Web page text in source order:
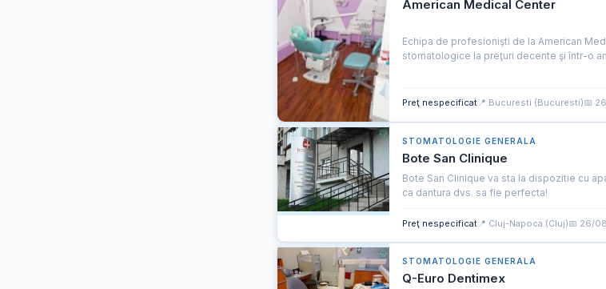
American Medical Center
Echipa de profesionişti de la American
stomatologice la preţuri decente şi într-o
Preţ nespecificat📍 Bucuresti (Bucuresti)📅
STOMATOLOGIE GENERALA
Bote San Clinique
Bote San Clinique va sta la dispozitie cu
ca dantura dvs. sa fie perfecta!
Preţ nespecificat 📍 Cluj-Napoca (Cluj)📅 26/
STOMATOLOGIE GENERALA
Q-Euro Dentimex